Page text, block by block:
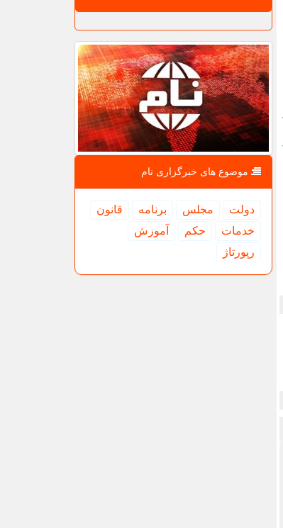
موضوع های خبرگزاری نام
دولت مجلس برنامه
قانون
خدمات
حكم
آموزش
رپورتاژ